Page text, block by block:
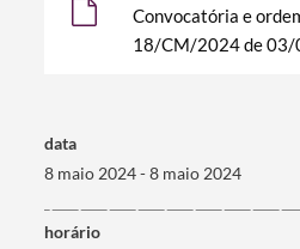
Categorias gerais
Convocatória e
18/CM/2024 de
data
8 maio 2024 - 8 maio 2024
horário